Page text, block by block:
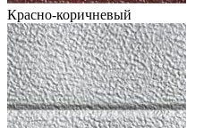
Красно-коричневый